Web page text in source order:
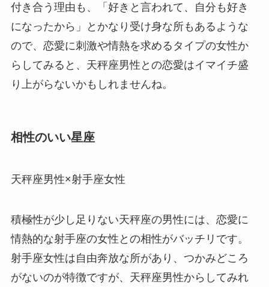
付き合う理由も、「好きと言われて、自分も好き
になったから」とかなり受け身な所もあるような
ので、恋愛に刺激や情熱を求めるタイプの女性か
らしてみると、天秤座男性との恋愛はイマイチ盛
り上がらないかもしれませんね。
相性のいい星座
天秤座男性×射手座女性
積極性が少し足りない天秤座の男性には、恋愛に
情熱的な射手座の女性との相性がバッチリです。
射手座女性は自由奔放な所があり、つかみどころ
がないのが特徴ですが、天秤座男性からしてみれ